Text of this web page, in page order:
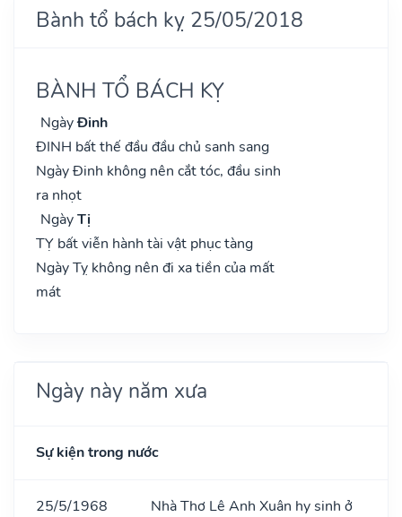
Bành tổ bách kỵ 25/05/2018
BÀNH TỔ BÁCH KỴ
NgàyĐinh
ĐINH bất thế đầu đầu chủ sanh sang
Ngày Đinh không nên cắt tóc, đầu sinh
ra nhọt
NgàyTị
TỴ bất viễn hành tài vật phục tàng
Ngày Tỵ không nên đi xa tiền của mất
mát
Ngày này năm xưa
Sự kiện trong nước
25/5/1968
Nhà Thơ Lê Anh Xuân hy sinh ở